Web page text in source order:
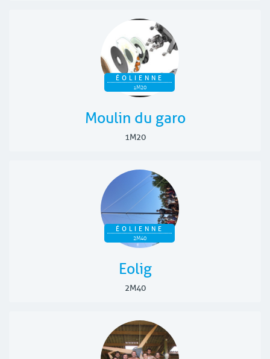
ÉOLIENNE
1M20
Moulin du garo
1M20
ÉOLIENNE
2M40
Eolig
2M40